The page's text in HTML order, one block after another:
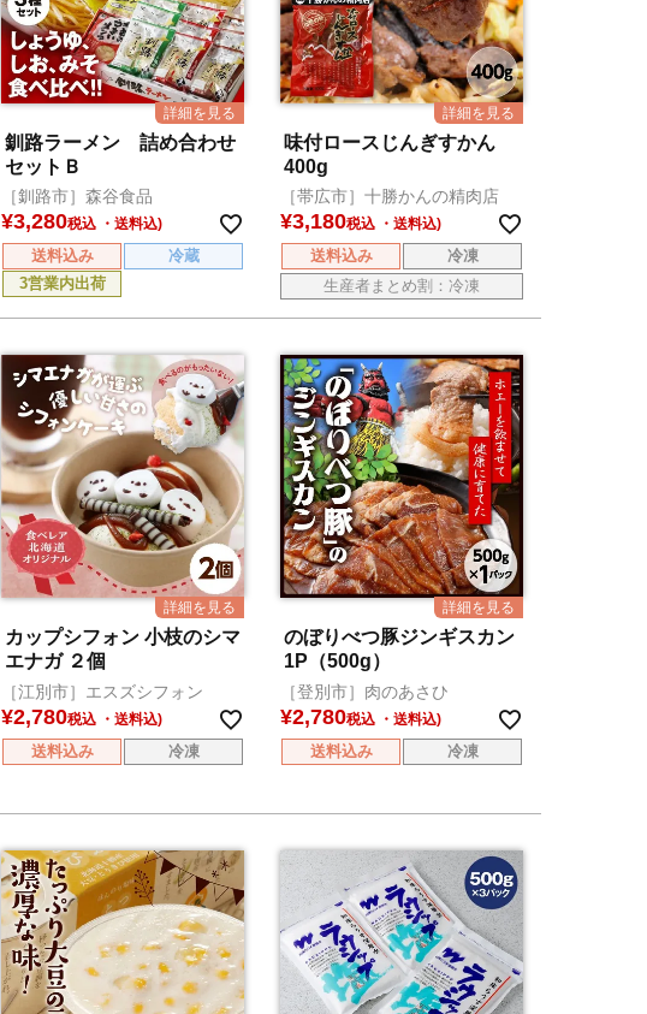
釧路ラーメン 詰め合わせ
セットＢ
［釧路市］森谷食品
¥3,280税込
送料込み
冷蔵
3営業内出荷
味付ロースじんぎすかん
400g
［帯広市］十勝かんの精肉店
¥3,180税込
送料込み
冷凍
生産者まとめ割：冷凍
カップシフォン 小枝のシマ
エナガ ２個
［江別市］エスズシフォン
¥2,780税込
送料込み 冷凍
のぼりべつ豚ジンギスカン
1P（500g）
［登別市］肉のあさひ
¥2,780税込
送料込み 冷凍